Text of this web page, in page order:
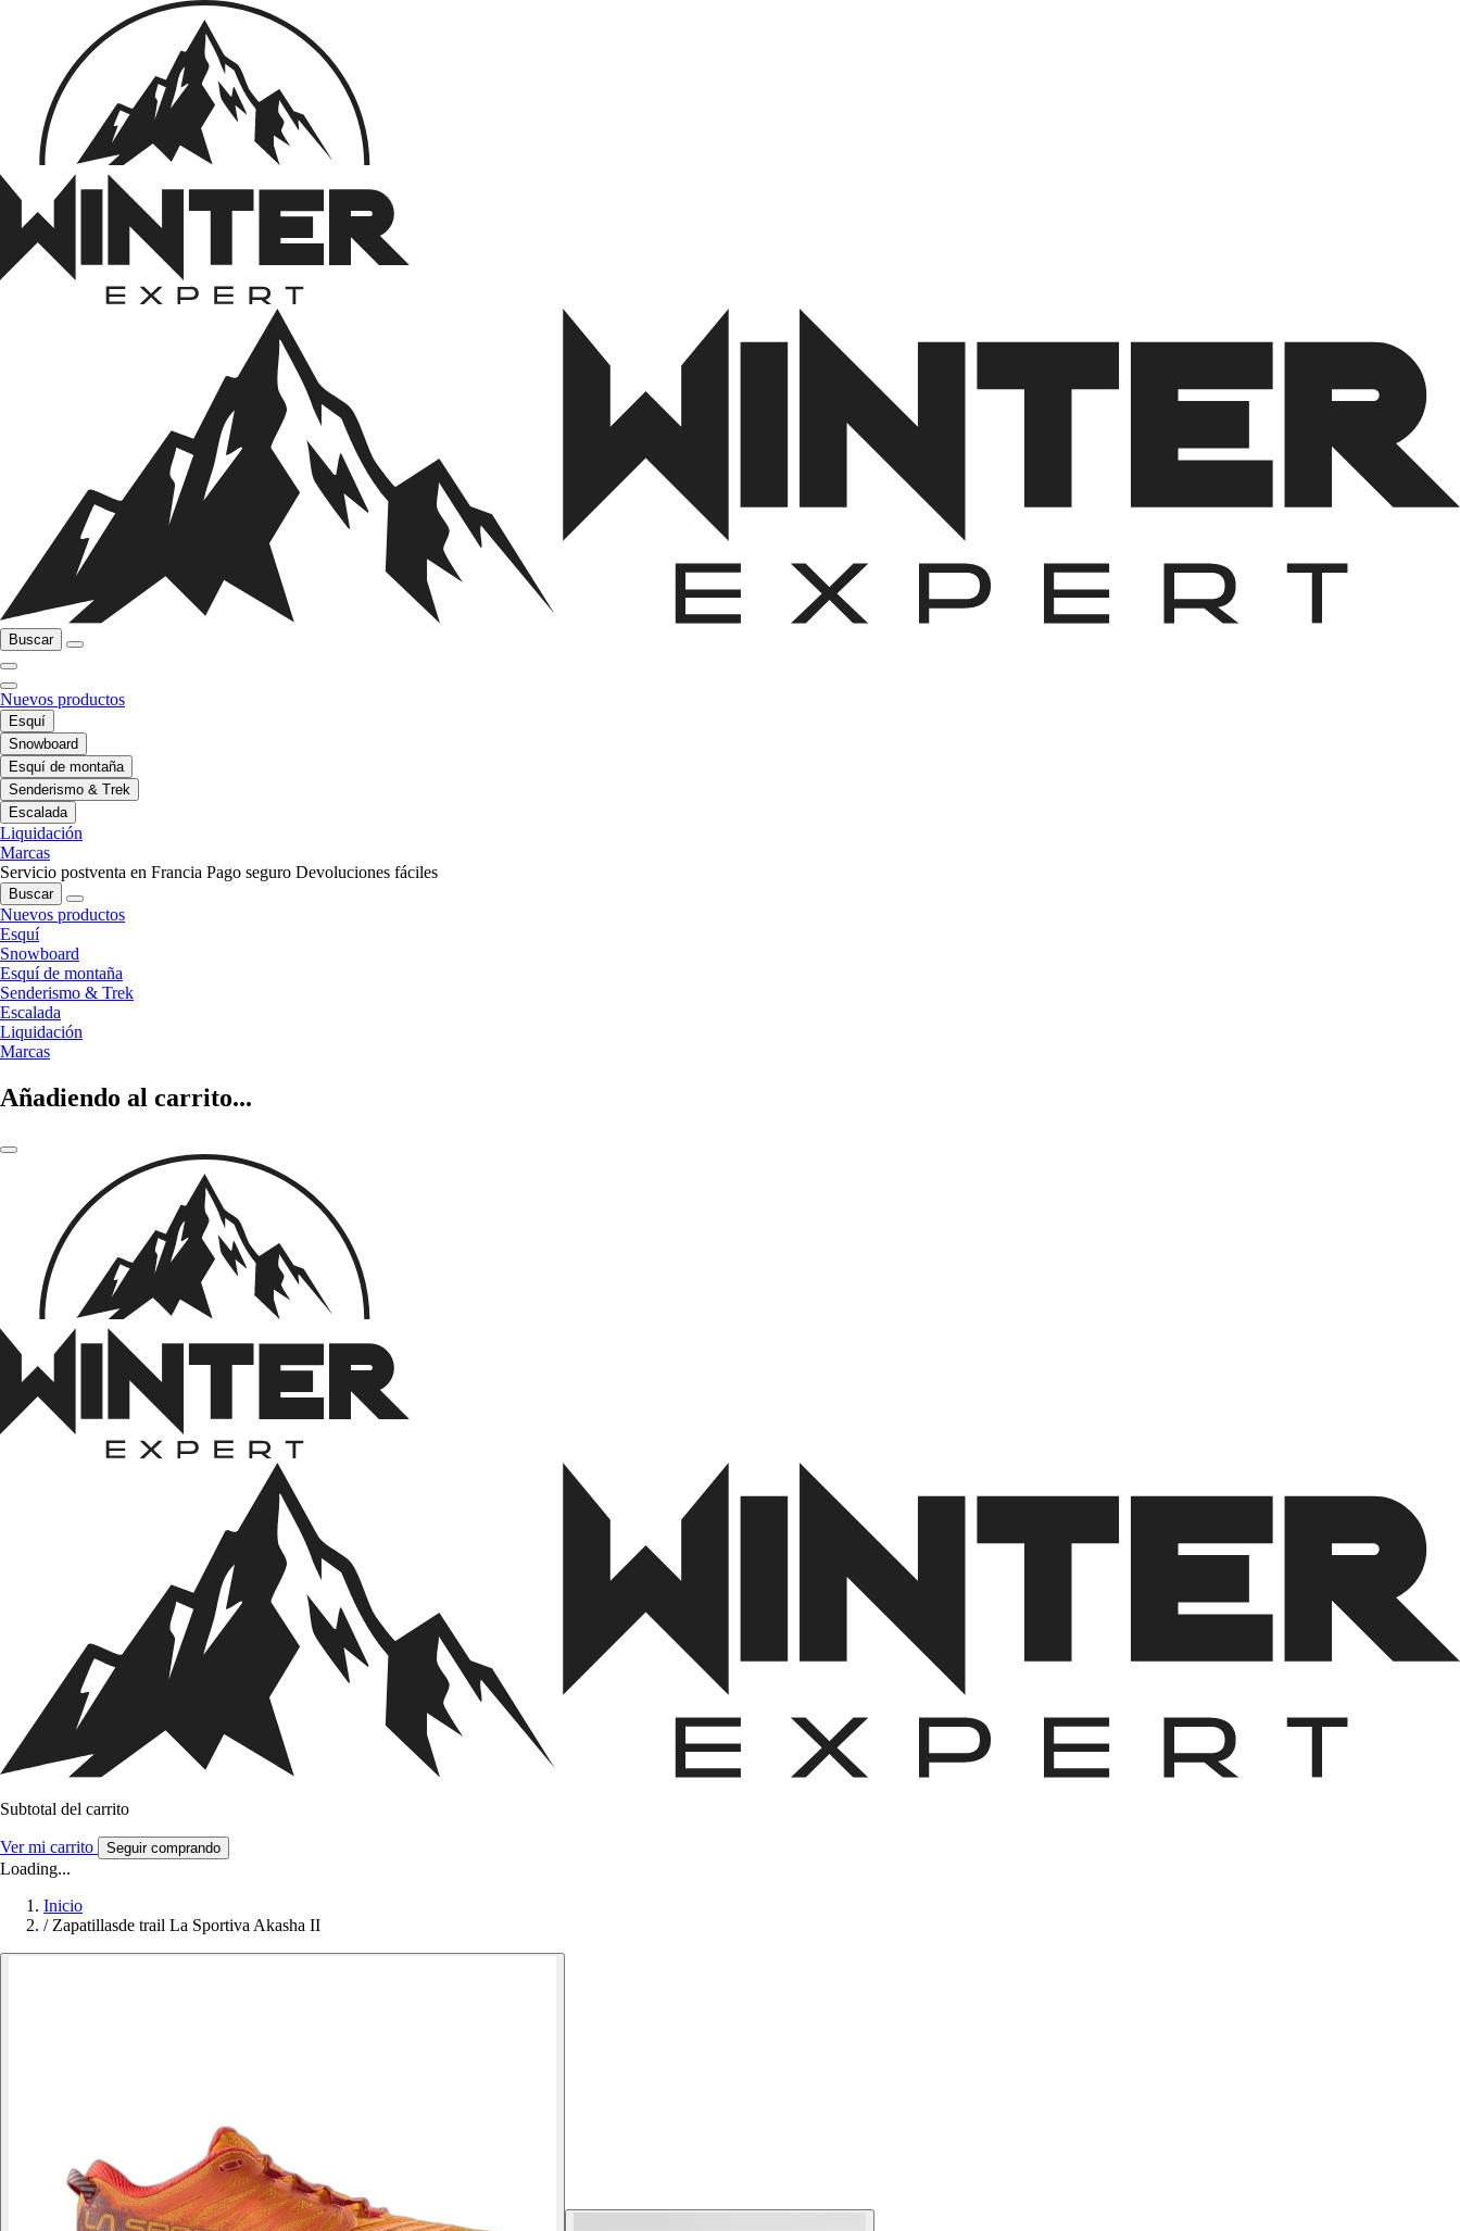
Buscar
Nuevos productos
Esquí
Snowboard
Esquí de montaña
Senderismo & Trek
Escalada
Liquidación
Marcas
Servicio postventa en Francia Pago seguro Devoluciones fáciles
Buscar
Nuevos productos
Esquí
Snowboard
Esquí de montaña
Senderismo & Trek
Escalada
Liquidación
Marcas
Añadiendo al carrito...
Subtotal del carrito
Ver mi carrito Seguir comprando
Loading...
Inicio
/ Zapatillasde trail La Sportiva Akasha II